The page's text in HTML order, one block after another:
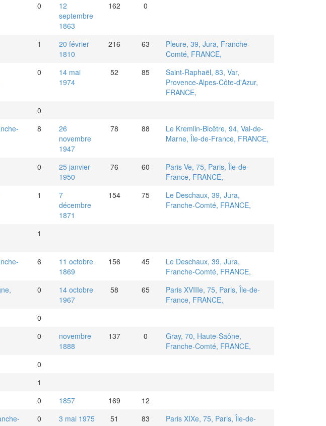
0
12
septembre
1863
162 0
1
20 février
1810
216 63
Pleure, 39, Jura, Franche-
Comté, FRANCE,
0
14 mai
1974
52 85
Saint-Raphaël, 83, Var,
Provence-Alpes-Côte-d'Azur,
FRANCE,
0
8
26
novembre
1947
78 88
Le Kremlin-Bicêtre, 94, Val-de-
Marne, Île-de-France, FRANCE,
0
25 janvier
1950
76 60
Paris Ve, 75, Paris, Île-de-
France, FRANCE,
1
7
décembre
1871
154 75
Le Deschaux, 39, Jura,
Franche-Comté, FRANCE,
1
6
11 octobre
1869
156 45
Le Deschaux, 39, Jura,
Franche-Comté, FRANCE,
0
14 octobre
1967
58 65
Paris XVIIIe, 75, Paris, Île-de-
France, FRANCE,
0
0
novembre
1888
137 0
Gray, 70, Haute-Saône,
Franche-Comté, FRANCE,
0
1
0 1857 169
12
0 3 mai 1975 51 83
Paris XIXe, 75, Paris, Île-de-